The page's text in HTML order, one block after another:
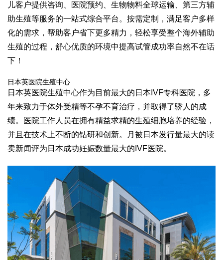
儿客户提供咨询、医院预约、生物物料全球运输、第三方辅
助生殖等服务的一站式综合平台。按需定制，满足客户多样
化的需求，帮助客户省下更多精力，轻松享受整个海外辅助
生殖的过程，舒心优质的环境中提高试管成功率自然不在话
下！
日本英医院生殖中心
日本英医院生殖中心作为目前最大的日本IVF专科医院，多
年来致力于体外受精等不孕不育治疗，并取得了骄人的成
绩。医院工作人员在拥有精益求精的生殖细胞培养的经验，
并且在技术上不断的钻研和创新。月被日本发行量最大的读
卖新闻评为日本成功妊娠数量最大的IVF医院。